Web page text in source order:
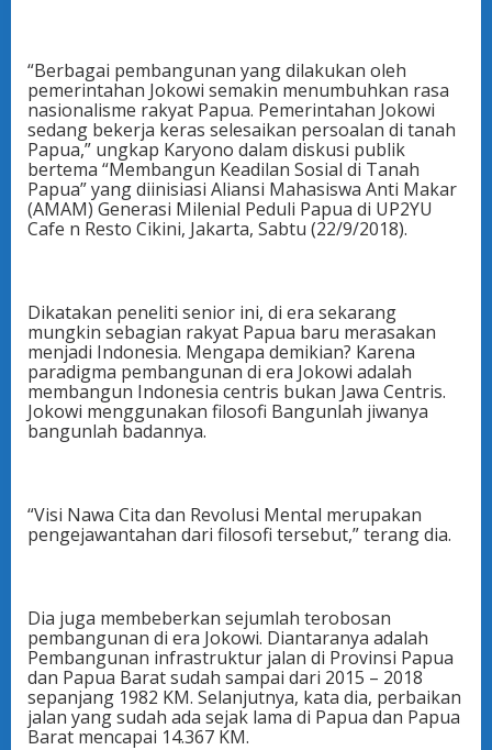
“Berbagai pembangunan yang dilakukan oleh
pemerintahan Jokowi semakin menumbuhkan rasa
nasionalisme rakyat Papua. Pemerintahan Jokowi
sedang bekerja keras selesaikan persoalan di tanah
Papua,” ungkap Karyono dalam diskusi publik
bertema “Membangun Keadilan Sosial di Tanah
Papua” yang diinisiasi Aliansi Mahasiswa Anti Makar
(AMAM) Generasi Milenial Peduli Papua di UP2YU
Cafe n Resto Cikini, Jakarta, Sabtu (22/9/2018).
Dikatakan peneliti senior ini, di era sekarang
mungkin sebagian rakyat Papua baru merasakan
menjadi Indonesia. Mengapa demikian? Karena
paradigma pembangunan di era Jokowi adalah
membangun Indonesia centris bukan Jawa Centris.
Jokowi menggunakan filosofi Bangunlah jiwanya
bangunlah badannya.
“Visi Nawa Cita dan Revolusi Mental merupakan
pengejawantahan dari filosofi tersebut,” terang dia.
Dia juga membeberkan sejumlah terobosan
pembangunan di era Jokowi. Diantaranya adalah
Pembangunan infrastruktur jalan di Provinsi Papua
dan Papua Barat sudah sampai dari 2015 – 2018
sepanjang 1982 KM. Selanjutnya, kata dia, perbaikan
jalan yang sudah ada sejak lama di Papua dan Papua
Barat mencapai 14.367 KM.